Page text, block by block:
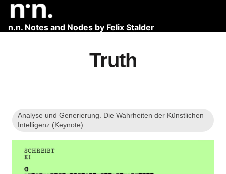
n.n. Notes and Nodes by Felix Stalder
Truth
Analyse und Generierung. Die Wahrheiten der Künstlichen
Intelligenz (Keynote)